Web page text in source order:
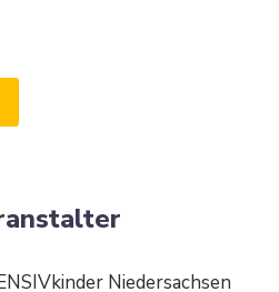
Nieder­sachsen